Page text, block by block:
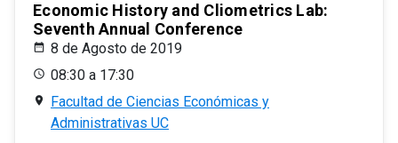
Economic History and Cliometrics Lab:
Seventh Annual Conference
8 de Agosto de 2019
08:30 a 17:30
Facultad de Ciencias Económicas y
Administrativas UC